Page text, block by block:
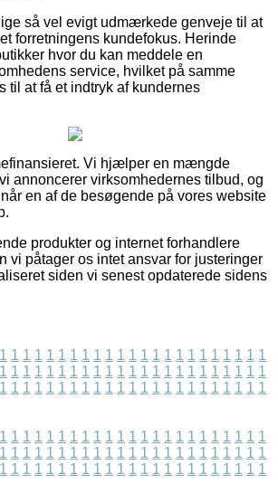
så vel evigt udmærkede genveje til at
forretningens kundefokus. Herinde
hvor du kan meddele en
service, hvilket på samme
til at få et indtryk af kundernes
Vi hjælper en mængde
annoncerer virksomhedernes tilbud, og
en af de besøgende på vores website
produkter og internet forhandlere
vi påtager os intet ansvar for justeringer
siden vi senest opdaterede sidens
1 1 1 1 1 1 1 1 1 1 1 1 1 1 1 1 1 1 1 1 1 1 1
1 1 1 1 1 1 1 1 1 1 1 1 1 1 1 1 1 1 1 1 1 1 1
1 1 1 1 1 1 1 1 1 1 1 1 1 1 1 1 1 1 1 1 1 1 1
1 1 1 1 1 1 1 1 1 1 1 1 1 1 1 1 1 1 1 1 1 1 1
1 1 1 1 1 1 1 1 1 1 1 1 1 1 1 1 1 1 1 1 1 1 1
1 1 1 1 1 1 1 1 1 1 1 1 1 1 1 1 1 1 1 1 1 1 1